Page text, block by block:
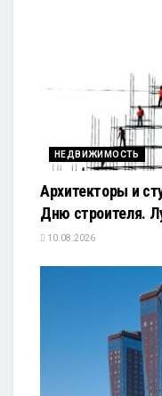
НЕДВИЖИМОСТЬ
Архитекторы и
Дню строителя.
10.08.2026